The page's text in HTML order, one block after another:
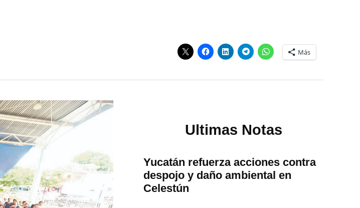
Más
Ultimas Notas
Yucatán refuerza acciones contra
despojo y daño ambiental en
Celestún